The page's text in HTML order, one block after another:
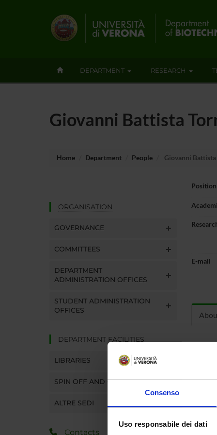
Consenso
Uso responsabile dei dati
DEPARTMENT RESEARCH
Giovanni Battista
Home Department People Giovanni
ORGANISATION
GOVERNANCE
COMMITTEES
DEPARTMENT
ADMINISTRATION OFFICES
STUDENT ADMINISTRATION
OFFICES
DEPARTMENT FACILITIES
LIBRARIES
SPIN OFF AND COMPANIES
ALTRE SEDI
Contacts
Position
E-mail